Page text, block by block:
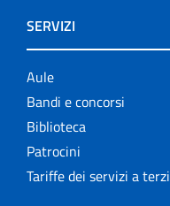
SERVIZI
Aule
Bandi e concorsi
Biblioteca
Patrocini
Tariffe dei servizi a terzi